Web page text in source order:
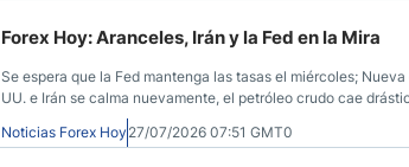
Forex Hoy: Aranceles, Irán y la Fed en la Mira
Se espera que la Fed mantenga las tasas el miércoles;
UU. e Irán se calma nuevamente, el petróleo crudo cae
Noticias Forex Hoy 27/07/2026 07:51 GMT0